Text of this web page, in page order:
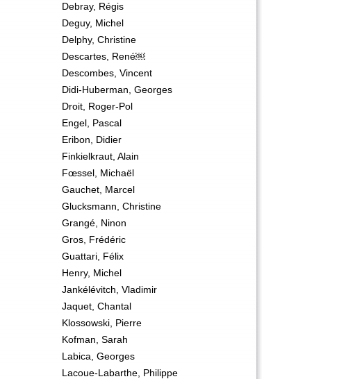
Debray, Régis
Deguy, Michel
Delphy, Christine
Descartes, René￼
Descombes, Vincent
Didi-Huberman, Georges
Droit, Roger-Pol
Engel, Pascal
Eribon, Didier
Finkielkraut, Alain
Fœssel, Michaël
Gauchet, Marcel
Glucksmann, Christine
Grangé, Ninon
Gros, Frédéric
Guattari, Félix
Henry, Michel
Jankélévitch, Vladimir
Jaquet, Chantal
Klossowski, Pierre
Kofman, Sarah
Labica, Georges
Lacoue-Labarthe, Philippe